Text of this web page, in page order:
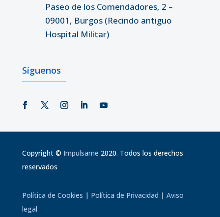
Paseo de los Comendadores, 2 –
09001, Burgos (Recindo antiguo
Hospital Militar)
Síguenos
Copyright © Impulsame 2020. Todos los derechos
reservados
Política de Cookies | Política de Privacidad | Aviso
legal